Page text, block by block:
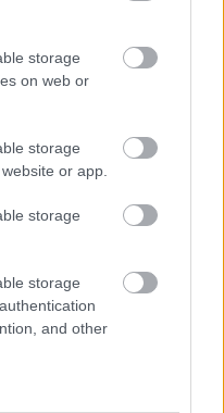
storage
on web or
storage
or app.
storage
storage
and other
UTAZUNK, HANEM
VARÁZSLATOS